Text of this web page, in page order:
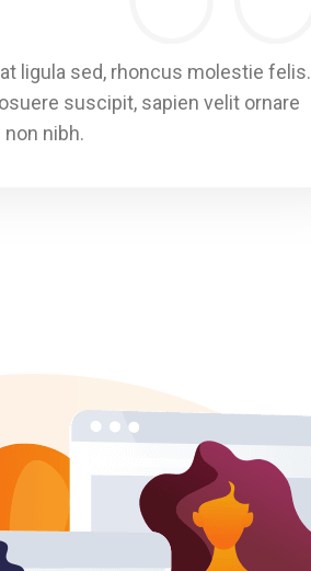
ligula sed, rhoncus molestie felis.
suscipit, sapien velit ornare
nibh.